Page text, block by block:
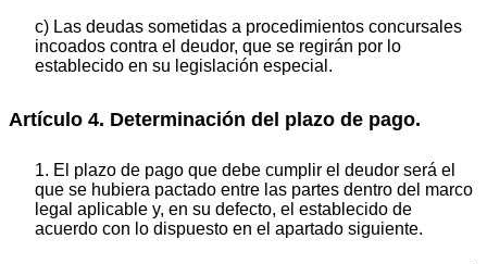
c) Las deudas sometidas a procedimientos concursales
incoados contra el deudor, que se regirán por lo
establecido en su legislación especial.
Artículo 4. Determinación del plazo de pago.
1. El plazo de pago que debe cumplir el deudor será el
que se hubiera pactado entre las partes dentro del marco
legal aplicable y, en su defecto, el establecido de
acuerdo con lo dispuesto en el apartado siguiente.